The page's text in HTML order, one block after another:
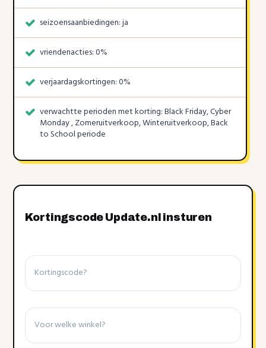
seizoensaanbiedingen: ja
vriendenacties: 0%
verjaardagskortingen: 0%
verwachtte perioden met korting: Black Friday, Cyber
Monday , Zomeruitverkoop, Winteruitverkoop, Back
to School periode
Kortingscode Update.nl insturen
Kortingscode
Winkel